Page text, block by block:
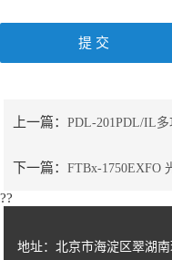
上一篇：PDL-201PDL/IL
下一篇：FTBx-1750EXFO
??
地址：北京市海淀区翠湖